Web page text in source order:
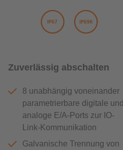
Zuverlässig abschalten
8 unabhängig voneinander
parametrierbare digitale und
analoge E/A-Ports zur IO-
Link-Kommunikation
Galvanische Trennung von